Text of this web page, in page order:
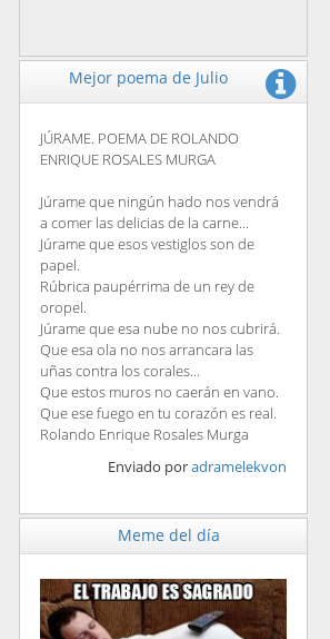
Mejor poema de Julio
JÚRAME. POEMA DE ROLANDO
ENRIQUE ROSALES MURGA
Júrame que ningún hado nos vendrá
a comer las delicias de la carne...
Júrame que esos vestiglos son de
papel.
Rúbrica paupérrima de un rey de
oropel.
Júrame que esa nube no nos cubrirá.
Que esa ola no nos arrancara las
uñas contra los corales...
Que estos muros no caerán en vano.
Que ese fuego en tu corazón es real.
Rolando Enrique Rosales Murga
Enviado poradramelekvon
Meme del día